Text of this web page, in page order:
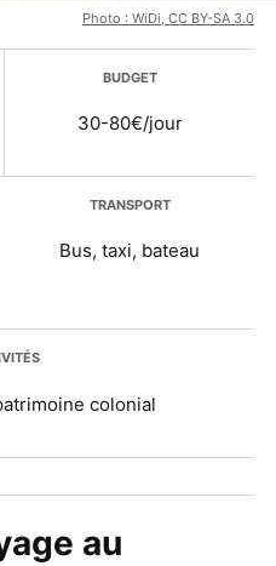
Photo : WiDi, CC BY-SA 3.0
BUDGET
30-80€/jour
TRANSPORT
Bus, taxi, bateau
colonial
au